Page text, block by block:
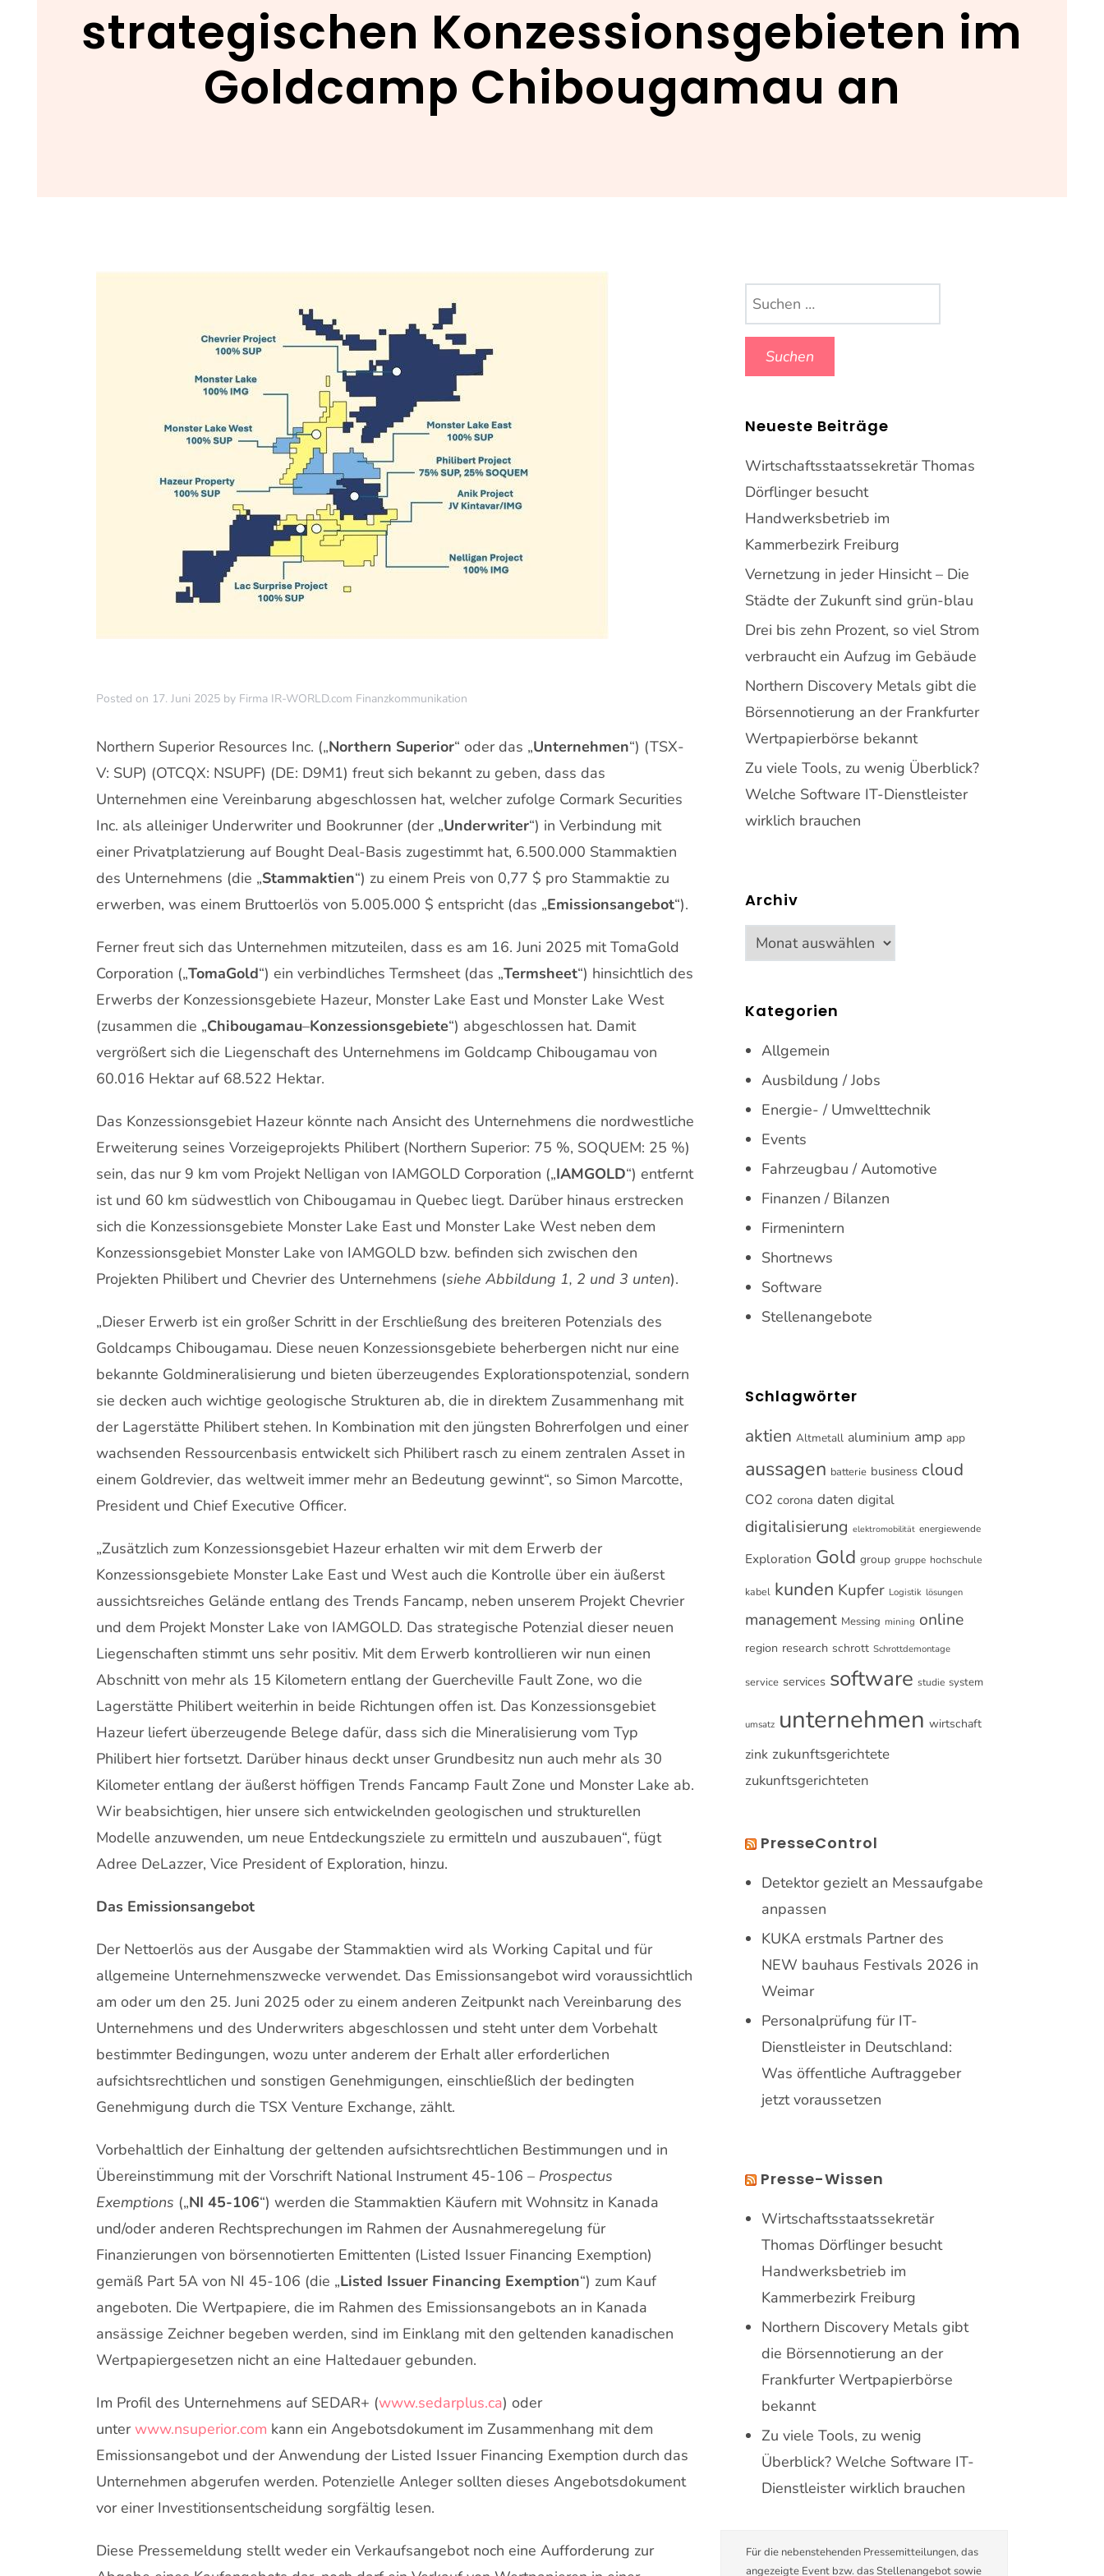
strategischen Konzessionsgebieten im
Goldcamp Chibougamau an
Posted on 17. Juni 2025 by Firma IR-WORLD.com Finanzkommunikation
Northern Superior Resources Inc. („Northern Superior“ oder das „Unternehmen“) (TSX-
V: SUP) (OTCQX: NSUPF) (DE: D9M1) freut sich bekannt zu geben, dass das
Unternehmen eine Vereinbarung abgeschlossen hat, welcher zufolge Cormark Securities
Inc. als alleiniger Underwriter und Bookrunner (der „Underwriter“) in Verbindung mit
einer Privatplatzierung auf Bought Deal-Basis zugestimmt hat, 6.500.000 Stammaktien
des Unternehmens (die „Stammaktien“) zu einem Preis von 0,77 $ pro Stammaktie zu
erwerben, was einem Bruttoerlös von 5.005.000 $ entspricht (das „Emissionsangebot“).
Ferner freut sich das Unternehmen mitzuteilen, dass es am 16. Juni 2025 mit TomaGold
Corporation („TomaGold“) ein verbindliches Termsheet (das „Termsheet“) hinsichtlich des
Erwerbs der Konzessionsgebiete Hazeur, Monster Lake East und Monster Lake West
(zusammen die „Chibougamau–Konzessionsgebiete“) abgeschlossen hat. Damit
vergrößert sich die Liegenschaft des Unternehmens im Goldcamp Chibougamau von
60.016 Hektar auf 68.522 Hektar.
Das Konzessionsgebiet Hazeur könnte nach Ansicht des Unternehmens die nordwestliche
Erweiterung seines Vorzeigeprojekts Philibert (Northern Superior: 75 %, SOQUEM: 25 %)
sein, das nur 9 km vom Projekt Nelligan von IAMGOLD Corporation („IAMGOLD“) entfernt
ist und 60 km südwestlich von Chibougamau in Quebec liegt. Darüber hinaus erstrecken
sich die Konzessionsgebiete Monster Lake East und Monster Lake West neben dem
Konzessionsgebiet Monster Lake von IAMGOLD bzw. befinden sich zwischen den
Projekten Philibert und Chevrier des Unternehmens (siehe Abbildung 1, 2 und 3 unten).
„Dieser Erwerb ist ein großer Schritt in der Erschließung des breiteren Potenzials des
Goldcamps Chibougamau. Diese neuen Konzessionsgebiete beherbergen nicht nur eine
bekannte Goldmineralisierung und bieten überzeugendes Explorationspotenzial, sondern
sie decken auch wichtige geologische Strukturen ab, die in direktem Zusammenhang mit
der Lagerstätte Philibert stehen. In Kombination mit den jüngsten Bohrerfolgen und einer
wachsenden Ressourcenbasis entwickelt sich Philibert rasch zu einem zentralen Asset in
einem Goldrevier, das weltweit immer mehr an Bedeutung gewinnt“, so Simon Marcotte,
President und Chief Executive Officer.
„Zusätzlich zum Konzessionsgebiet Hazeur erhalten wir mit dem Erwerb der
Konzessionsgebiete Monster Lake East und West auch die Kontrolle über ein äußerst
aussichtsreiches Gelände entlang des Trends Fancamp, neben unserem Projekt Chevrier
und dem Projekt Monster Lake von IAMGOLD. Das strategische Potenzial dieser neuen
Liegenschaften stimmt uns sehr positiv. Mit dem Erwerb kontrollieren wir nun einen
Abschnitt von mehr als 15 Kilometern entlang der Guercheville Fault Zone, wo die
Lagerstätte Philibert weiterhin in beide Richtungen offen ist. Das Konzessionsgebiet
Hazeur liefert überzeugende Belege dafür, dass sich die Mineralisierung vom Typ
Philibert hier fortsetzt. Darüber hinaus deckt unser Grundbesitz nun auch mehr als 30
Kilometer entlang der äußerst höffigen Trends Fancamp Fault Zone und Monster Lake ab.
Wir beabsichtigen, hier unsere sich entwickelnden geologischen und strukturellen
Modelle anzuwenden, um neue Entdeckungsziele zu ermitteln und auszubauen“, fügt
Adree DeLazzer, Vice President of Exploration, hinzu.
Das Emissionsangebot
Der Nettoerlös aus der Ausgabe der Stammaktien wird als Working Capital und für
allgemeine Unternehmenszwecke verwendet. Das Emissionsangebot wird voraussichtlich
am oder um den 25. Juni 2025 oder zu einem anderen Zeitpunkt nach Vereinbarung des
Unternehmens und des Underwriters abgeschlossen und steht unter dem Vorbehalt
bestimmter Bedingungen, wozu unter anderem der Erhalt aller erforderlichen
aufsichtsrechtlichen und sonstigen Genehmigungen, einschließlich der bedingten
Genehmigung durch die TSX Venture Exchange, zählt.
Vorbehaltlich der Einhaltung der geltenden aufsichtsrechtlichen Bestimmungen und in
Übereinstimmung mit der Vorschrift National Instrument 45-106 – Prospectus
Exemptions („NI 45-106“) werden die Stammaktien Käufern mit Wohnsitz in Kanada
und/oder anderen Rechtsprechungen im Rahmen der Ausnahmeregelung für
Finanzierungen von börsennotierten Emittenten (Listed Issuer Financing Exemption)
gemäß Part 5A von NI 45-106 (die „Listed Issuer Financing Exemption“) zum Kauf
angeboten. Die Wertpapiere, die im Rahmen des Emissionsangebots an in Kanada
ansässige Zeichner begeben werden, sind im Einklang mit den geltenden kanadischen
Wertpapiergesetzen nicht an eine Haltedauer gebunden.
Im Profil des Unternehmens auf SEDAR+ (www.sedarplus.ca) oder
unter www.nsuperior.com kann ein Angebotsdokument im Zusammenhang mit dem
Emissionsangebot und der Anwendung der Listed Issuer Financing Exemption durch das
Unternehmen abgerufen werden. Potenzielle Anleger sollten dieses Angebotsdokument
vor einer Investitionsentscheidung sorgfältig lesen.
Diese Pressemeldung stellt weder ein Verkaufsangebot noch eine Aufforderung zur
Suchen
nach:
Neueste Beiträge
Wirtschaftsstaatssekretär Thomas
Dörflinger besucht
Handwerksbetrieb im
Kammerbezirk Freiburg
Vernetzung in jeder Hinsicht – Die
Städte der Zukunft sind grün-blau
Drei bis zehn Prozent, so viel Strom
verbraucht ein Aufzug im Gebäude
Northern Discovery Metals gibt die
Börsennotierung an der Frankfurter
Wertpapierbörse bekannt
Zu viele Tools, zu wenig Überblick?
Welche Software IT-Dienstleister
wirklich brauchen
Archiv
Archiv
Kategorien
Allgemein
Ausbildung / Jobs
Energie- / Umwelttechnik
Events
Fahrzeugbau / Automotive
Finanzen / Bilanzen
Firmenintern
Shortnews
Software
Stellenangebote
Schlagwörter
aktien Altmetall aluminium amp app
aussagen batterie business cloud
CO2 corona daten digital
digitalisierung elektromobilität energiewende
Exploration Gold group gruppe hochschule
kabel kunden Kupfer Logistik lösungen
management Messing mining online
region research schrott Schrottdemontage
service services software studie system
umsatz unternehmen wirtschaft
zink zukunftsgerichtete
zukunftsgerichteten
PresseControl
Detektor gezielt an Messaufgabe
anpassen
KUKA erstmals Partner des
NEW bauhaus Festivals 2026 in
Weimar
Personalprüfung für IT-
Dienstleister in Deutschland:
Was öffentliche Auftraggeber
jetzt voraussetzen
Presse-Wissen
Wirtschaftsstaatssekretär
Thomas Dörflinger besucht
Handwerksbetrieb im
Kammerbezirk Freiburg
Northern Discovery Metals gibt
die Börsennotierung an der
Frankfurter Wertpapierbörse
bekannt
Zu viele Tools, zu wenig
Überblick? Welche Software IT-
Dienstleister wirklich brauchen
Für die nebenstehenden Pressemitteilungen, das
angezeigte Event bzw. das Stellenangebot sowie